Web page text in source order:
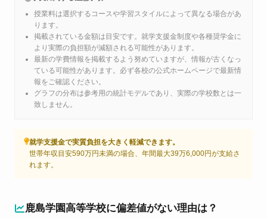
授業料は選択するコースや学習スタイルによって異なる場合があ
ります。
掲載されている金額は目安です。就学支援金制度や各種奨学金に
より実際の負担額が減額される可能性があります。
最新の学費情報を掲載するよう努めていますが、情報が古くなっ
ている可能性があります。必ず各校の公式ホームページで最新情
報をご確認ください。
グラフの分布は参考用の統計モデルであり、実際の学校数とは一
致しません。
就学支援金で実質負担を大きく軽減できます。
世帯年収目安590万円未満の場合、年間最大39万6,000円が支給さ
れます。
鹿島学園高等学校に偏差値がない理由は？